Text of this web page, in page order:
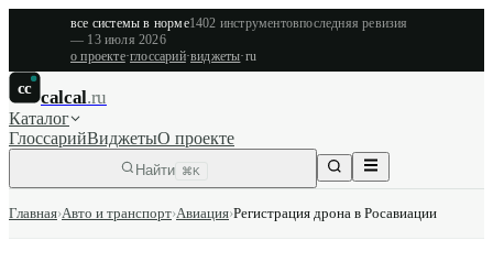
все системы в норме1402 инструментовпоследняя ревизия
— 13 июля 2026
о проекте·глоссарий·виджеты·ru
cc calcal.ru
Каталог
ГлоссарийВиджетыО проекте
Найти ⌘K
Главная›Авто и транспорт›Авиация›Регистрация дрона в Росавиации